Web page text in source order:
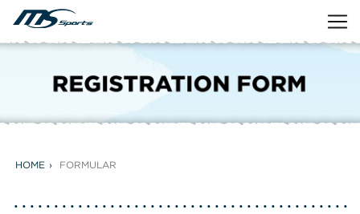
HOME FORMULAR